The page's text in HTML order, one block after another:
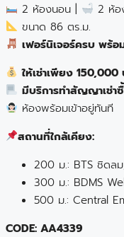
2 ห้องนอน |
2 ห้อ
ขนาด 86 ตร.ม.
เฟอร์นิเจอร์ครบ พร้อ
ให้เช่าเพียง
มีบริการทำสัญญาเช่
ห้องพร้อมเข้าอยู่ทันที
สถานที่ใกล้เคียง:
200 ม.: BTS ชิดล
300 ม.: BDMS
500 ม.: Central
CODE: AA4339